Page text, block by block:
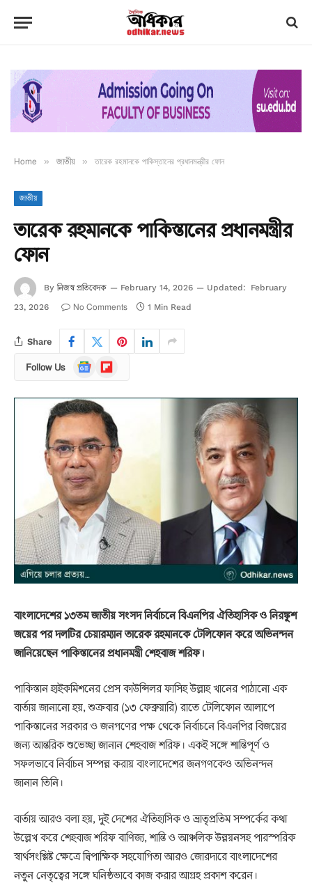
Home » জাতীয় » তারেক রহমানকে পাকিস্তানের প্রধানমন্ত্রীর ফোন
জাতীয়
তারেক রহমানকে পাকিস্তানের প্রধানমন্ত্রীর
ফোন
By নিজস্ব প্রতিবেদক February 14, 2026 Updated:
February
23, 2026
No Comments 1 Min Read
Share
Follow Us
Google
News
Flipboard
বাংলাদেশের ১৩তম জাতীয় সংসদ নির্বাচনে বিএনপির ঐতিহাসিক ও নিরঙ্কুশ
জয়ের পর দলটির চেয়ারম্যান তারেক রহমানকে টেলিফোন করে অভিনন্দন
জানিয়েছেন পাকিস্তানের প্রধানমন্ত্রী শেহবাজ শরিফ।
পাকিস্তান হাইকমিশনের প্রেস কাউন্সিলর ফাসিহ উল্লাহ খানের পাঠানো এক
বার্তায় জানানো হয়, শুক্রবার (১৩ ফেব্রুয়ারি) রাতে টেলিফোন আলাপে
পাকিস্তানের সরকার ও জনগণের পক্ষ থেকে নির্বাচনে বিএনপির বিজয়ের
জন্য আন্তরিক শুভেচ্ছা জানান শেহবাজ শরিফ। একই সঙ্গে শান্তিপূর্ণ ও
সফলভাবে নির্বাচন সম্পন্ন করায় বাংলাদেশের জনগণকেও অভিনন্দন
জানান তিনি।
বার্তায় আরও বলা হয়, দুই দেশের ঐতিহাসিক ও ভ্রাতৃপ্রতিম সম্পর্কের কথা
উল্লেখ করে শেহবাজ শরিফ বাণিজ্য, শান্তি ও আঞ্চলিক উন্নয়নসহ পারস্পরিক
স্বার্থসংশ্লিষ্ট ক্ষেত্রে দ্বিপাক্ষিক সহযোগিতা আরও জোরদারে বাংলাদেশের
নতুন নেতৃত্বের সঙ্গে ঘনিষ্ঠভাবে কাজ করার আগ্রহ প্রকাশ করেন।